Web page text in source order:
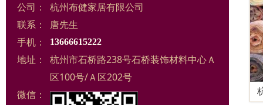
公司：
杭州布健家居有限公司
联系：
唐先生
手机：
13666615222
地址：
杭州市石桥路238号石桥装饰材料中心Ａ
区100号/Ａ区202号
微信：